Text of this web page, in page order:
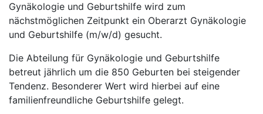
Gynäkologie und Geburtshilfe wird zum
nächstmöglichen Zeitpunkt ein Oberarzt Gynäkologie
und Geburtshilfe (m/w/d) gesucht.
Die Abteilung für Gynäkologie und Geburtshilfe
betreut jährlich um die 850 Geburten bei steigender
Tendenz. Besonderer Wert wird hierbei auf eine
familienfreundliche Geburtshilfe gelegt.